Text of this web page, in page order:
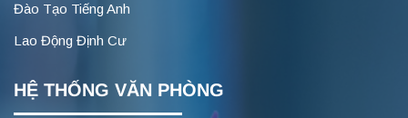
Đào Tạo Tiếng Anh
Lao Động Định Cư
HỆ THỐNG VĂN PHÒNG